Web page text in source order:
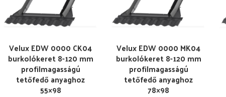
Velux EDW 0000 CK04
burkolókeret 8-120 mm
profilmagasságú
tetőfedő anyaghoz
55×98
Velux EDW 0000 MK04
burkolókeret 8-120 mm
profilmagasságú
tetőfedő anyaghoz
78×98